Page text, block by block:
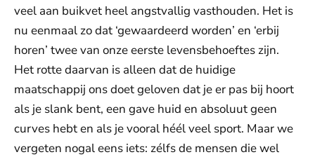
veel aan buikvet heel angstvallig vasthouden. Het is
nu eenmaal zo dat ‘gewaardeerd worden’ en ‘erbij
horen’ twee van onze eerste levensbehoeftes zijn.
Het rotte daarvan is alleen dat de huidige
maatschappij ons doet geloven dat je er pas bij hoort
als je slank bent, een gave huid en absoluut geen
curves hebt en als je vooral héél veel sport. Maar we
vergeten nogal eens iets: zélfs de mensen die wel